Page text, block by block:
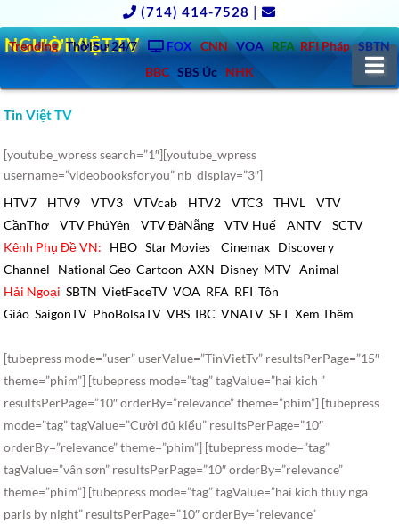
(714) 414-7528 |
Trending ThờiSự 24/7 FOX CNN VOA RFA RFI Pháp SBTN
BBC SBS Úc NHK
NGƯỜIVIỆT.TV
Tin Việt TV
[youtube_wpress search=”1″][youtube_wpress
username=”videobooksforyou” nb_display=”3″]
HTV7
HTV9 VTV3 VTVcab HTV2 VTC3 THVL
VTV
CầnThơ
VTV PhúYên VTV ĐàNẵng VTV Huế ANTV
SCTV
Kênh Phụ Đề VN:
HBO Star Movies Cinemax Discovery
Channel
National Geo Cartoon AXN Disney MTV Animal
Hải Ngoại SBTN VietFaceTV VOA RFA RFI Tôn
Giáo SaigonTV PhoBolsaTV VBS IBC VNATV SET Xem Thêm
[tubepress mode=”user” userValue=”TinVietTv” resultsPerPage=”15″
theme=”phim”] [tubepress mode=”tag” tagValue=”hai kich ”
resultsPerPage=”10″ orderBy=”relevance” theme=”phim”] [tubepress
mode=”tag” tagValue=”Cười đủ kiểu” resultsPerPage=”10″
orderBy=”relevance” theme=”phim”] [tubepress mode=”tag”
tagValue=”vân sơn” resultsPerPage=”10″ orderBy=”relevance”
theme=”phim”] [tubepress mode=”tag” tagValue=”hai kich thuy nga
paris by night” resultsPerPage=”10″ orderBy=”relevance”